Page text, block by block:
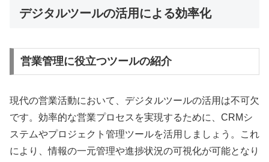
デジタルツールの活用による効率化
営業管理に役立つツールの紹介
現代の営業活動において、デジタルツールの活用は不可欠
です。効率的な営業プロセスを実現するために、CRMシ
ステムやプロジェクト管理ツールを活用しましょう。これ
により、情報の一元管理や進捗状況の可視化が可能となり